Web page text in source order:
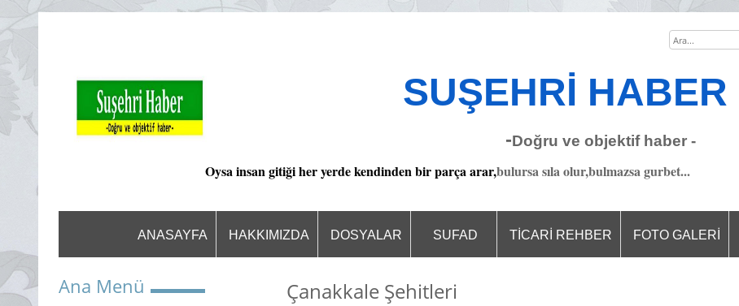
SUŞEHRİ HABER
-Doğru ve objektif haber -
Oysa insan gitiği her yerde kendinden bir parça arar,bulursa sıla olur,bulmazsa gurbet...
ANASAYFA HAKKIMIZDA DOSYALAR SUFAD TİCARİ REHBER FOTO GALERİ
Ana Menü Çanakkale Şehitleri